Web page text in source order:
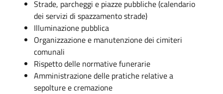
Strade, parcheggi e piazze pubbliche (calendario
dei servizi di spazzamento strade)
Illuminazione pubblica
Organizzazione e manutenzione dei cimiteri
comunali
Rispetto delle normative funerarie
Amministrazione delle pratiche relative a
sepolture e cremazione